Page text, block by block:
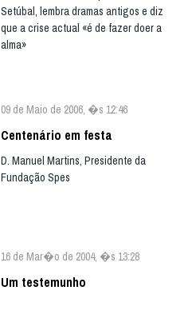
Setúbal, lembra dramas antigos e diz
que a crise actual «é de fazer doer a
alma»
09 de Maio de 2006, �s 12:46
Centenário em festa
D. Manuel Martins, Presidente da
Fundação Spes
16 de Mar�o de 2004, �s 13:28
Um testemunho